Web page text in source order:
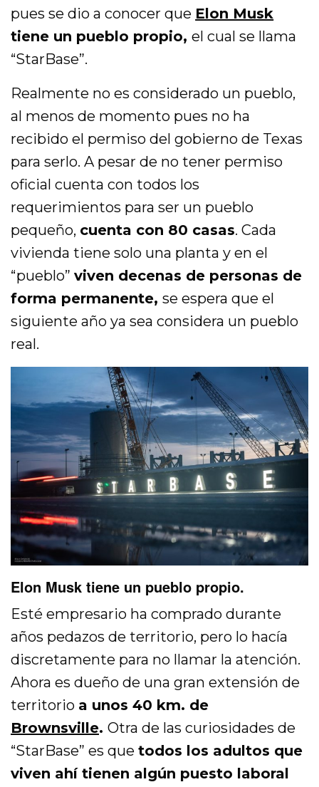
pues se dio a conocer que Elon Musk
tiene un pueblo propio,el cual se llama
“StarBase”.
Realmente no es considerado un pueblo,
al menos de momento pues no ha
recibido el permiso del gobierno de Texas
para serlo. A pesar de no tener permiso
oficial cuenta con todos los
requerimientos para ser un pueblo
pequeño, cuenta con 80 casas. Cada
vivienda tiene solo una planta y en el
“pueblo”viven decenas de personas de
forma permanente,se espera que el
siguiente año ya sea considera un pueblo
real.
Elon Musk tiene un pueblo propio.
Esté empresario ha comprado durante
años pedazos de territorio, pero lo hacía
discretamente para no llamar la atención.
Ahora es dueño de una gran extensión de
territorio a unos 40 km. de
Brownsville.Otra de las curiosidades de
“StarBase” es quetodos los adultos que
viven ahí tienen algún puesto laboral